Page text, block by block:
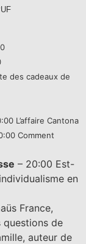
des cadeaux de
L’affaire Cantona
Comment
– 20:00 Est-
en
France,
questions de
auteur de